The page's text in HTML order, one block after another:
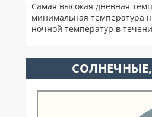
Самая высокая дневная
минимальная температура
ночной температур в